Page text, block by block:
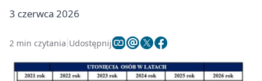
3 czerwca 2026
2 min czytania Udostępnij